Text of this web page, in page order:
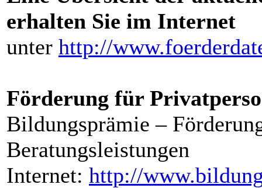
erhalten Sie im Internet
unter http://
Förderung für
Bildungsprämie –
Beratungsleistungen
Internet: http://